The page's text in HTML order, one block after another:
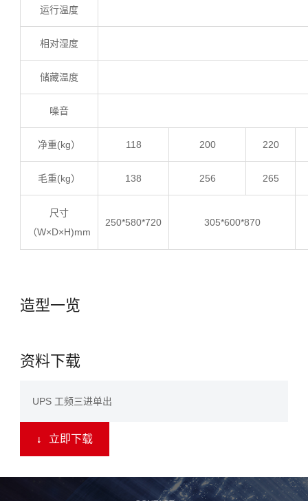
运行温度
相对湿度
储藏温度
噪音
净重(kg） 118 200 220
毛重(kg） 138 256 265
尺寸
（W×D×H)mm
250*580*720 305*600*870
造型一览
资料下载
UPS 工频三进单出
↓ 立即下载